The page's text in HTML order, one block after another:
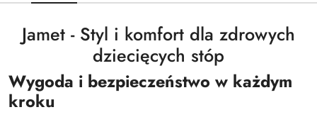
Jamet - Styl i komfort dla zdrowych
dziecięcych stóp
Wygoda i bezpieczeństwo w każdym
kroku